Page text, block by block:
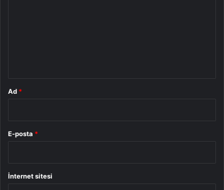
Ad *
E-posta *
İnternet sitesi